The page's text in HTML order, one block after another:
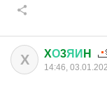
X XО3ЯИ H
14:46,